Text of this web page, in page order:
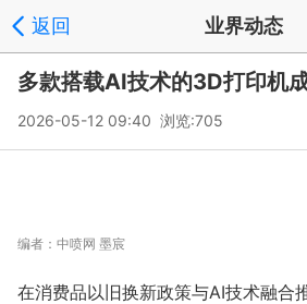
返回 业界动态
多款搭载AI技术的3D打印机
2026-05-12 09:40 浏览:705
编者： 中喷网 墨宸
在消费品以旧换新政策与AI技术融合